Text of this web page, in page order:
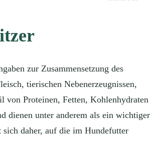
zur Zusammensetzung des
tierischen Nebenerzeugnissen,
von Proteinen, Fetten, Kohlenhydraten
dienen unter anderem als ein wichtiger
daher, auf die im Hundefutter